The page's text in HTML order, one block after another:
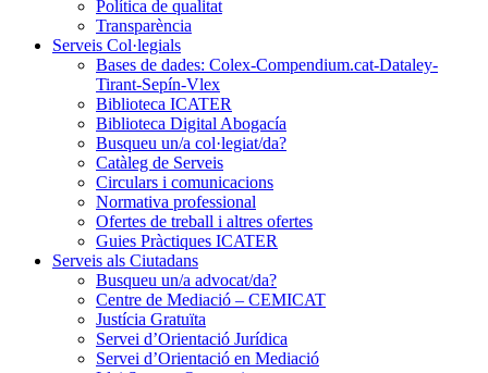
Política de qualitat
Transparència
Serveis Col·legials
Bases de dades: Colex-Compendium.cat-Dataley-
Tirant-Sepín-Vlex
Biblioteca ICATER
Biblioteca Digital Abogacía
Busqueu un/a col·legiat/da?
Catàleg de Serveis
Circulars i comunicacions
Normativa professional
Ofertes de treball i altres ofertes
Guies Pràctiques ICATER
Serveis als Ciutadans
Busqueu un/a advocat/da?
Centre de Mediació – CEMICAT
Justícia Gratuïta
Servei d’Orientació Jurídica
Servei d’Orientació en Mediació